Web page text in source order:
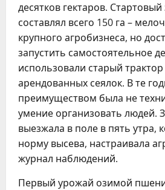
десятков гектаров.
составлял всего 150 га –
крупного агробизнеса, но
запустить самостоятельное
использовали старый
арендованных сеялок. В те
преимуществом была не
умение организовать людей.
выезжала в поле в пять утра,
норму высева, настраивала
журнал наблюдений.
Первый урожай озимой